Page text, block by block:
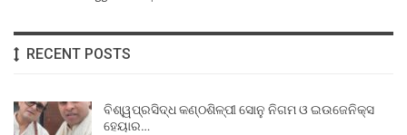
RECENT POSTS
ବିଶ୍ୱପ୍ରସିଦ୍ଧ କଣ୍ଠଶିଳ୍ପୀ ସୋନୁ ନିଗମ ଓ ଇଉଜେନିକ୍ସ
ହେୟାର…